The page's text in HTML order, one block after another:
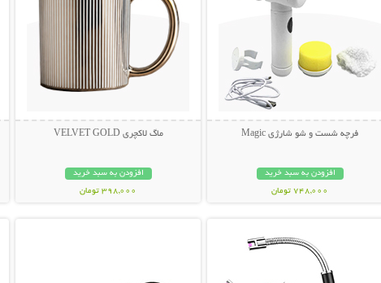
فرچه شست و شو شارژی Magic
افزودن به سبد خرید
748,000 تومان
ماگ لاکچری VELVET GOLD
افزودن به سبد خرید
398,000 تومان